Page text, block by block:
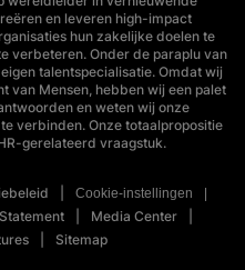
en leveren high-impact
hun zakelijke doelen te
verbeteren. Onder de paraplu van
talentspecialisatie. Omdat wij
van Mensen, hebben wij een palet
en weten wij onze
verbinden. Onze totaalpropositie
gerelateerd vraagstuk.
Cookie-instellingen
Media Center
Sitemap